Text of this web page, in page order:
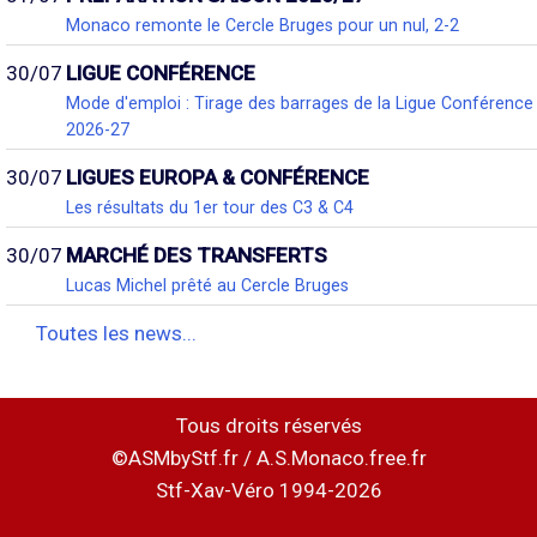
Monaco remonte le Cercle Bruges pour un nul, 2-2
30/07 LIGUE CONFÉRENCE
Mode d'emploi : Tirage des barrages de la Ligue Conférence
2026-27
30/07 LIGUES EUROPA & CONFÉRENCE
Les résultats du 1er tour des C3 & C4
30/07 MARCHÉ DES TRANSFERTS
Lucas Michel prêté au Cercle Bruges
Toutes les news...
Tous droits réservés
©ASMbyStf.fr / A.S.Monaco.free.fr
Stf-Xav-Véro 1994-2026